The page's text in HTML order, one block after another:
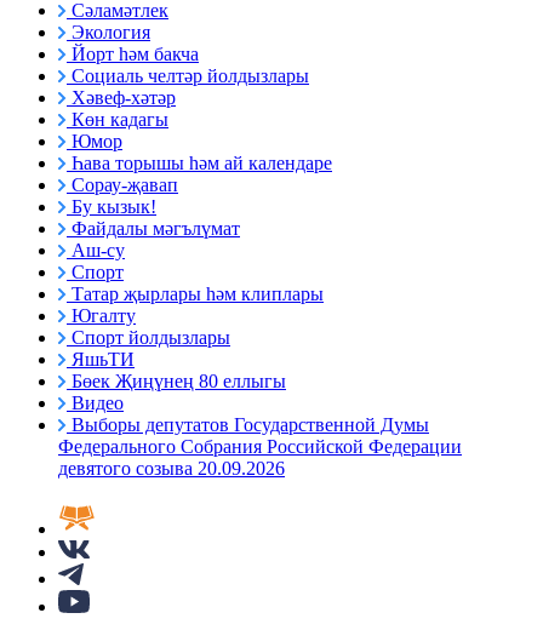
Сәламәтлек
Экология
Йорт һәм бакча
Социаль челтәр йолдызлары
Хәвеф-хәтәр
Көн кадагы
Юмор
Һава торышы һәм ай календаре
Сорау-җавап
Бу кызык!
Файдалы мәгълүмат
Аш-су
Спорт
Татар җырлары һәм клиплары
Югалту
Спорт йолдызлары
ЯшьТИ
Бөек Җиңүнең 80 еллыгы
Видео
Выборы депутатов Государственной Думы
Федерального Собрания Российской Федерации
девятого созыва 20.09.2026